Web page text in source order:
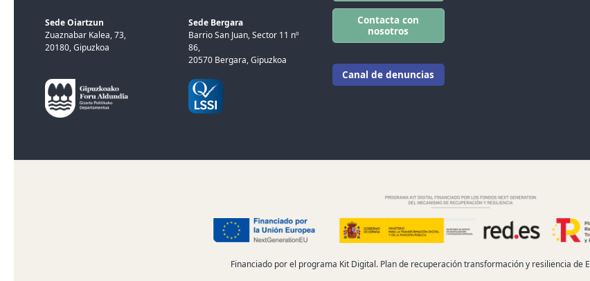
Sede Oiartzun
Zuaznabar Kalea, 73,
20180, Gipuzkoa
Sede Bergara
Barrio San Juan, Sector 11 nº
86,
20570 Bergara, Gipuzkoa
Contacta con
nosotros
Canal de denuncias
Financiado por el programa Kit Digital. Plan de recuperación transformación y resiliencia de